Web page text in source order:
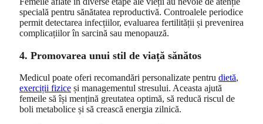
specială pentru sănătatea reproductivă. Controalele periodice
permit detectarea infecțiilor, evaluarea fertilității și prevenirea
complicațiilor în sarcină sau menopauză.
4. Promovarea unui stil de viață sănătos
Medicul poate oferi recomandări personalizate pentru dietă,
exerciții fizice și managementul stresului. Aceasta ajută
femeile să își mențină greutatea optimă, să reducă riscul de
boli metabolice și să crească energia zilnică.